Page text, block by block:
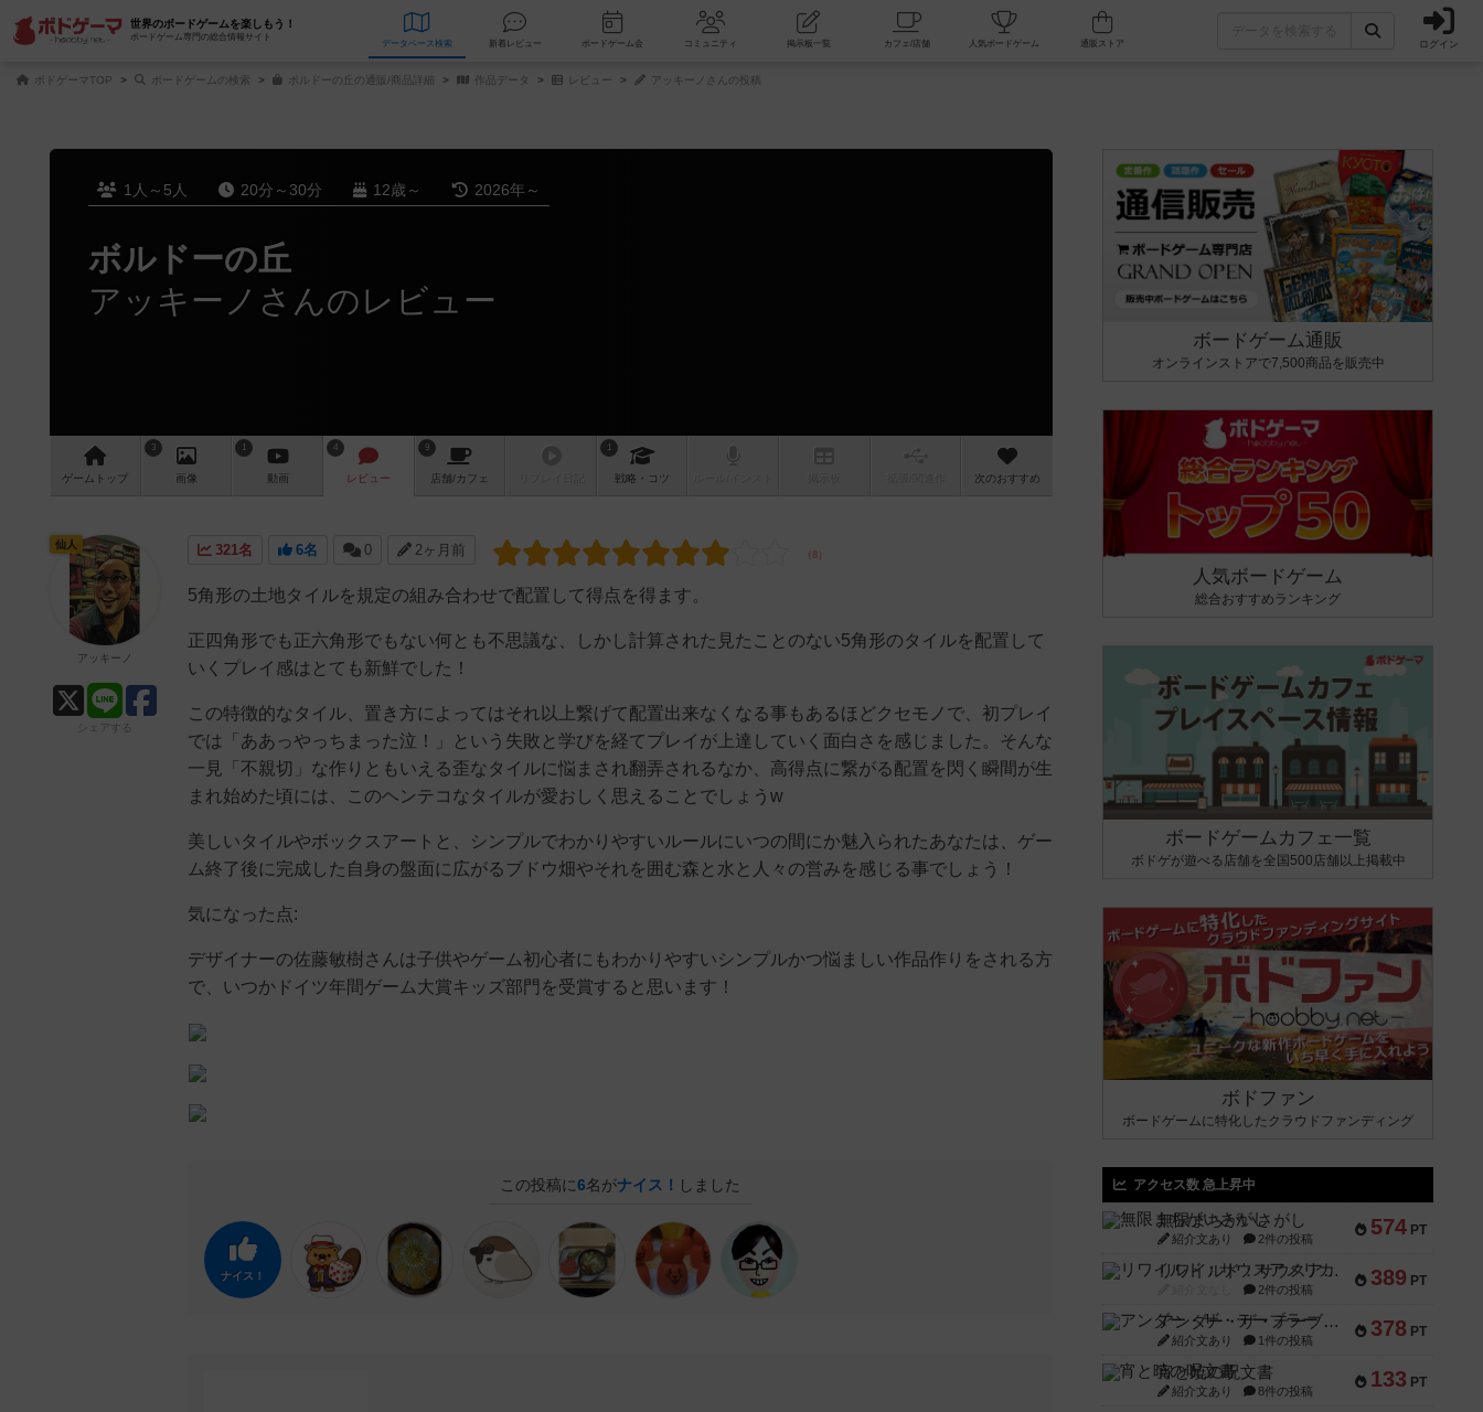
世界のボードゲームを楽しもう！
ボードゲーム専門の総合情報サイト
データベース 検索 新着レビュー ボードゲーム会 コミュニティ 掲示板一覧 カフェ/店舗 人気ボードゲーム ログイン
ボドゲーマTOP ボードゲームの検索 ボルドーの丘の通販/商品詳細 作品データ レビュー アッキーノさんの投稿
1人～5人 20分～30分 12歳～ 2026年～
ボルドーの丘
アッキーノさんのレビュー
ゲーム トップ
3
画像
1
動画
4
レビュー
9
店舗/カフェ
1
戦略 ・コツ 次のおすすめ
321名 6名 0 2ヶ月前
5角形の土地タイルを規定の組み合わせで配置して得点を得ます。
正四角形でも正六角形でもない何とも不思議な、しかし計算された見たことのない5角形のタイルを配置して
いくプレイ感はとても新鮮でした！
この特徴的なタイル、置き方によってはそれ以上繋げて配置出来なくなる事もあるほどクセモノで、初プレイ
では「ああっやっちまった泣！」という失敗と学びを経てプレイが上達していく面白さを感じました。そんな
一見「不親切」な作りともいえる歪なタイルに悩まされ翻弄されるなか、高得点に繋がる配置を閃く瞬間が生
まれ始めた頃には、このヘンテコなタイルが愛おしく思えることでしょうw
美しいタイルやボックスアートと、シンプルでわかりやすいルールにいつの間にか魅入られたあなたは、ゲー
ム終了後に完成した自身の盤面に広がるブドウ畑やそれを囲む森と水と人々の営みを感じる事でしょう！
気になった点:
デザイナーの佐藤敏樹さんは子供やゲーム初心者にもわかりやすいシンプルかつ悩ましい作品作りをされる方
で、いつかドイツ年間ゲーム大賞キッズ部門を受賞すると思います！
この投稿に6名がナイス！ しました
ナイス！
仙人
アッキーノ
シェアする
ボードゲーム通販
オンラインストアで7,500商品を販売中
人気ボードゲーム
総合おすすめランキング
ボードゲームカフェ一覧
ボドゲが遊べる店舗を全国500店舗以上掲載中
ボドファン
ボードゲームに特化したクラウドファンディング
アクセス数 急上昇中
574 PT
無限まちがいさがし
紹介文あり 2件の投稿
389 PT
リワイルド：サウスアメリカ
2件の投稿
378 PT
アンダー・ザ・テーブラー
紹介文あり 1件の投稿
133 PT
宵と暁の呪文書
紹介文あり 8件の投稿